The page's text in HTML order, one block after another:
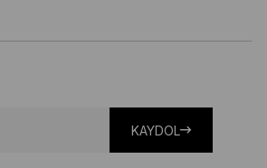
KAYDOL